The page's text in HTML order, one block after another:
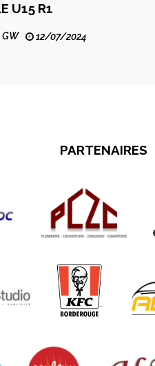
U15 R1
GW 12/07/2024
PARTENAIRES